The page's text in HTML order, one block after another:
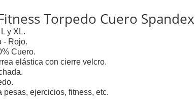
Torpedo Cuero Spandex
y XL.
- Rojo.
Cuero.
elástica con cierre velcro.
pesas, ejercicios, fitness, etc.